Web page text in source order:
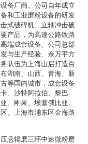
备厂商。公司自年成立
和工业磨粉设备的研发
式破碎机、立轴冲击破
产品，为高速公路铁路
端成套设备。公司总部
与生产经验、余万平方
队伍为上海山启打造百
湖南、山西、青海、新
等国内城市，成套设备
、沙特阿拉伯、黎巴
、刚果、埃塞俄比亚、
。上海市浦东区金海路
悬辊磨三环中速微粉磨